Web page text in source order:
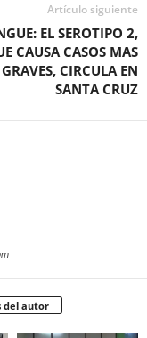
Artículo siguiente
EL SEROTIPO 2,
CAUSA CASOS MAS
GRAVES, CIRCULA EN
SANTA CRUZ
del autor